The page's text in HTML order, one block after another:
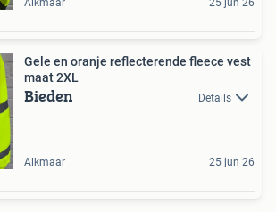
Gele en oranje reflecterende fleece vest
maat 2XL
Bieden Details
Alkmaar 25 jun 26